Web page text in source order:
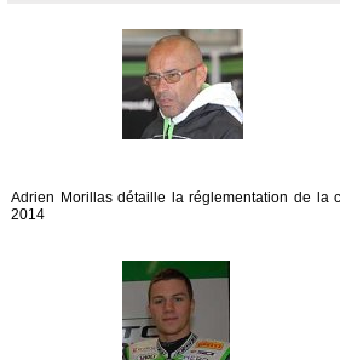
Adrien Morillas détaille la réglementation de la
2014